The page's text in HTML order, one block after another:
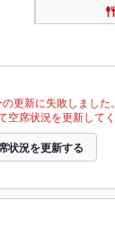
更新に失敗しました。
空席状況を更新してく
状況を更新する